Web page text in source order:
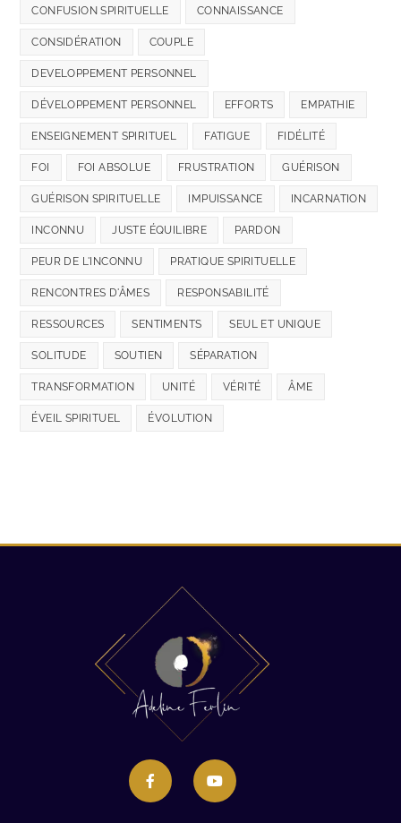
CONFUSION SPIRITUELLE CONNAISSANCE
CONSIDÉRATION COUPLE
DEVELOPPEMENT PERSONNEL
DÉVELOPPEMENT PERSONNEL EFFORTS EMPATHIE
ENSEIGNEMENT SPIRITUEL FATIGUE FIDÉLITÉ
FOI FOI ABSOLUE FRUSTRATION GUÉRISON
GUÉRISON SPIRITUELLE IMPUISSANCE INCARNATION
INCONNU JUSTE ÉQUILIBRE PARDON
PEUR DE L'INCONNU PRATIQUE SPIRITUELLE
RENCONTRES D'ÂMES RESPONSABILITÉ
RESSOURCES SENTIMENTS SEUL ET UNIQUE
SOLITUDE SOUTIEN SÉPARATION
TRANSFORMATION UNITÉ VÉRITÉ ÂME
ÉVEIL SPIRITUEL ÉVOLUTION